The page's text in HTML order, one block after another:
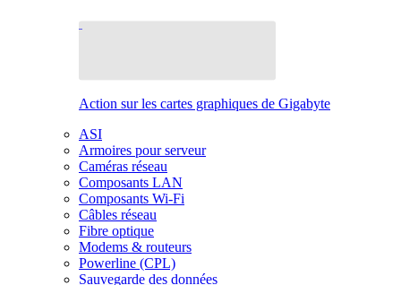
Action sur les cartes graphiques de Gigabyte
ASI
Armoires pour serveur
Caméras réseau
Composants LAN
Composants Wi-Fi
Câbles réseau
Fibre optique
Modems & routeurs
Powerline (CPL)
Sauvegarde des données